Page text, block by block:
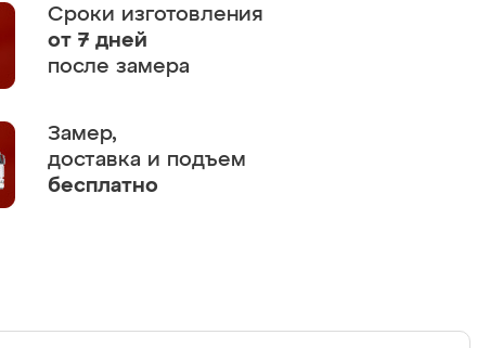
Сроки изготовления
от 7 дней
после замера
Замер,
доставка и подъем
бесплатно